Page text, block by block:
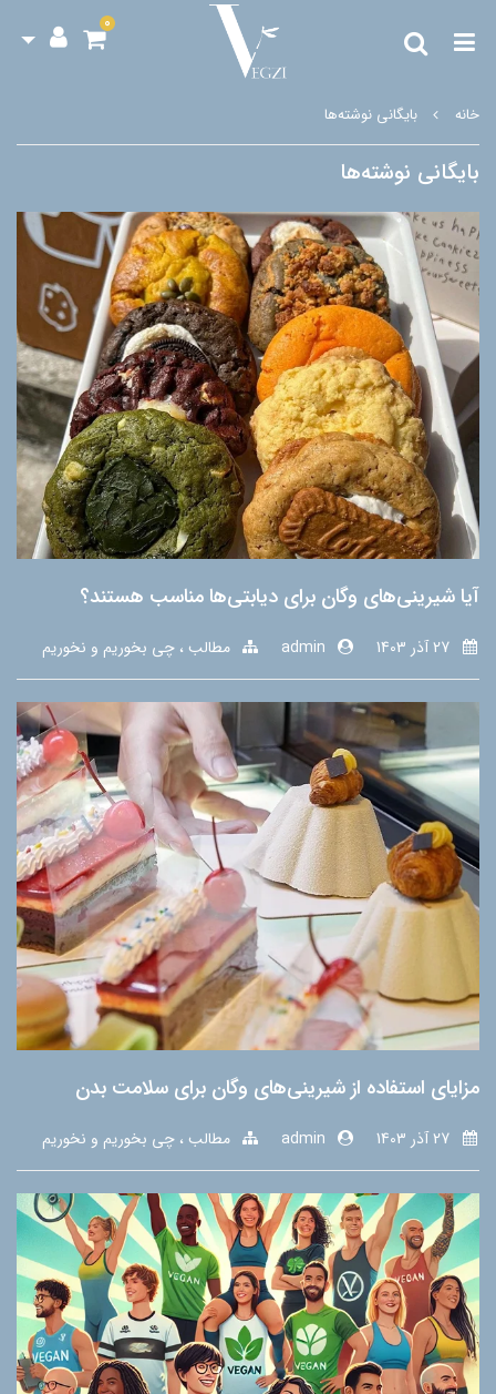
0
خانه بایگانی نوشته‌ها
بایگانی نوشته‌ها
آیا شیرینی‌های وگان برای دیابتی‌ها مناسب هستند؟
admin مطالب چی بخوریم و نخوریم
مزایای استفاده از شیرینی‌های وگان برای سلامت بدن
admin مطالب چی بخوریم و نخوریم